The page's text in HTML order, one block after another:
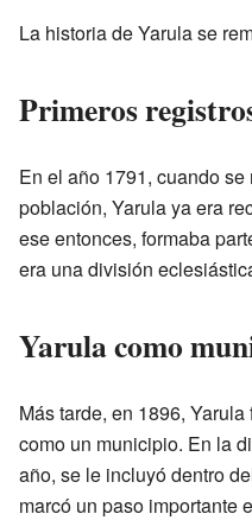
La historia de Yarula se
Primeros
En el año 1791, cuando
población, Yarula ya era
ese entonces, formaba
era una división
Yarula como
Más tarde, en 1896,
como un municipio. En la
año, se le incluyó dentro
marcó un paso importante